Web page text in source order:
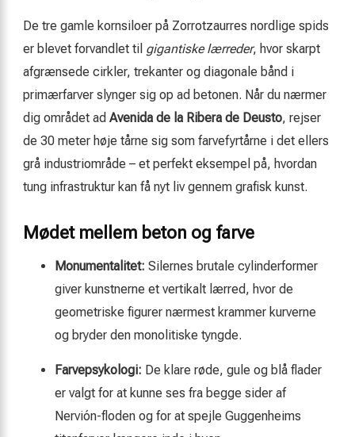
De tre gamle kornsiloer på Zorrotzaurres nordlige spids
er blevet forvandlet til gigantiske lærreder, hvor skarpt
afgrænsede cirkler, trekanter og diagonale bånd i
primærfarver slynger sig op ad betonen. Når du nærmer
dig området ad Avenida de la Ribera de Deusto, rejser
de 30 meter høje tårne sig som farvefyrtårne i det ellers
grå industriområde – et perfekt eksempel på, hvordan
tung infrastruktur kan få nyt liv gennem grafisk kunst.
Mødet mellem beton og farve
Monumentalitet: Silernes brutale cylinderformer
giver kunstnerne et vertikalt lærred, hvor de
geometriske figurer nærmest krammer kurverne
og bryder den monolitiske tyngde.
Farvepsykologi: De klare røde, gule og blå flader
er valgt for at kunne ses fra begge sider af
Nervión-floden og for at spejle Guggenheims